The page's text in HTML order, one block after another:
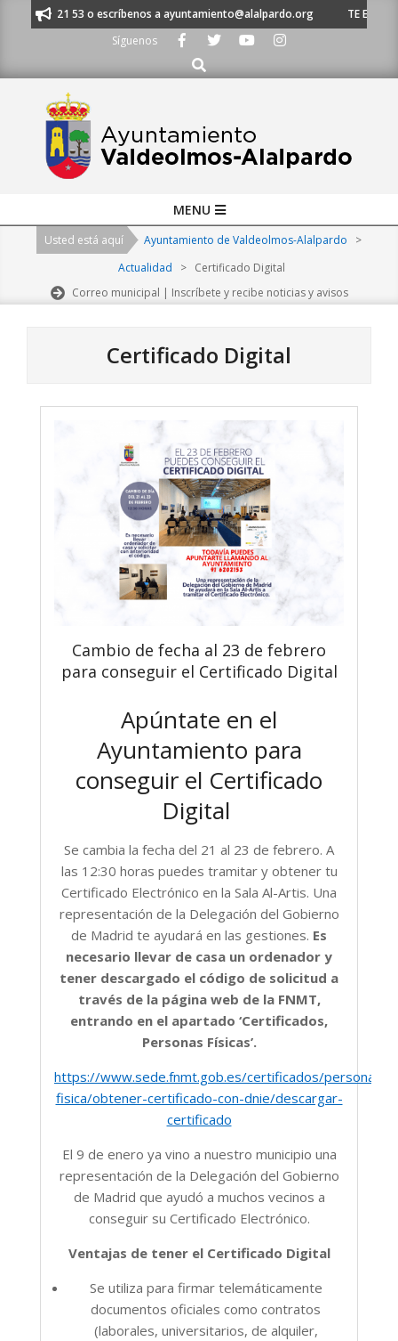
620 21 53 o escríbenos a ayuntamiento@alalpardo.org
TE
Síguenos
Buscar
Navigation
MENU
Usted está aquí Ayuntamiento de Valdeolmos-Alalpardo
>
Actualidad
> Certificado Digital
Correo municipal | Inscríbete y recibe noticias y avisos
Certificado Digital
Cambio de fecha al 23 de febrero
para conseguir el Certificado Digital
Apúntate en el
Ayuntamiento para
conseguir el Certificado
Digital
Se cambia la fecha del 21 al 23 de febrero. A
las 12:30 horas puedes tramitar y obtener tu
Certificado Electrónico en la Sala Al-Artis. Una
representación de la Delegación del Gobierno
de Madrid te ayudará en las gestiones. Es
necesario llevar de casa un ordenador y
tener descargado el código de solicitud a
través de la página web de la FNMT,
entrando en el apartado ‘Certificados,
Personas Físicas’.
https://www.sede.fnmt.gob.es/certificados/persona-
fisica/obtener-certificado-con-dnie/descargar-
certificado
El 9 de enero ya vino a nuestro municipio una
representación de la Delegación del Gobierno
de Madrid que ayudó a muchos vecinos a
conseguir su Certificado Electrónico.
Ventajas de tener el Certificado Digital
Se utiliza para firmar telemáticamente
documentos oficiales como contratos
(laborales, universitarios, de alquiler,